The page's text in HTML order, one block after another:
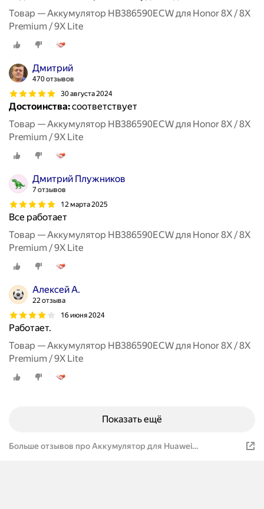
Товар — Аккумулятор HB386590ECW для Honor 8X / 8X
Premium / 9X Lite
Дмитрий
470 отзывов
30 августа 2024
Достоинства:соответствует
Товар — Аккумулятор HB386590ECW для Honor 8X / 8X
Premium / 9X Lite
Дмитрий Плужников
7 отзывов
12 марта 2025
Все работает
Товар — Аккумулятор HB386590ECW для Honor 8X / 8X
Premium / 9X Lite
Алексей А.
22 отзыва
16 июня 2024
Работает.
Товар — Аккумулятор HB386590ECW для Honor 8X / 8X
Premium / 9X Lite
Показать ещё
Больше отзывов про Аккумулятор для Huawei